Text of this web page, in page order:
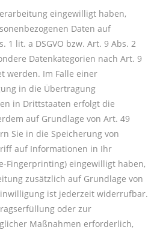
eingewilligt haben,
Daten auf
1 lit. a DSGVO bzw. Art. 9 Abs. 2
Datenkategorien nach Art. 9
werden. Im Falle einer
in die Übertragung
in Drittstaaten erfolgt die
auf Grundlage von Art. 49
Sie in die Speicherung von
auf Informationen in Ihr
Fingerprinting) eingewilligt haben,
zusätzlich auf Grundlage von
ist jederzeit widerrufbar.
oder zur
Maßnahmen erforderlich,